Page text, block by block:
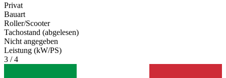
Privat
Bauart
Roller/Scooter
Tachostand (abgelesen)
Nicht angegeben
Leistung (kW/PS)
3 / 4